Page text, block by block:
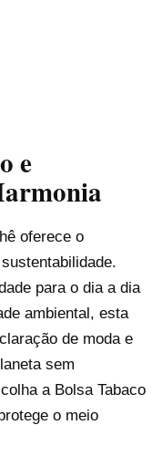
e
oferece o
para o dia a dia
ambiental, esta
de moda e
sem
a Bolsa Tabaco
o meio